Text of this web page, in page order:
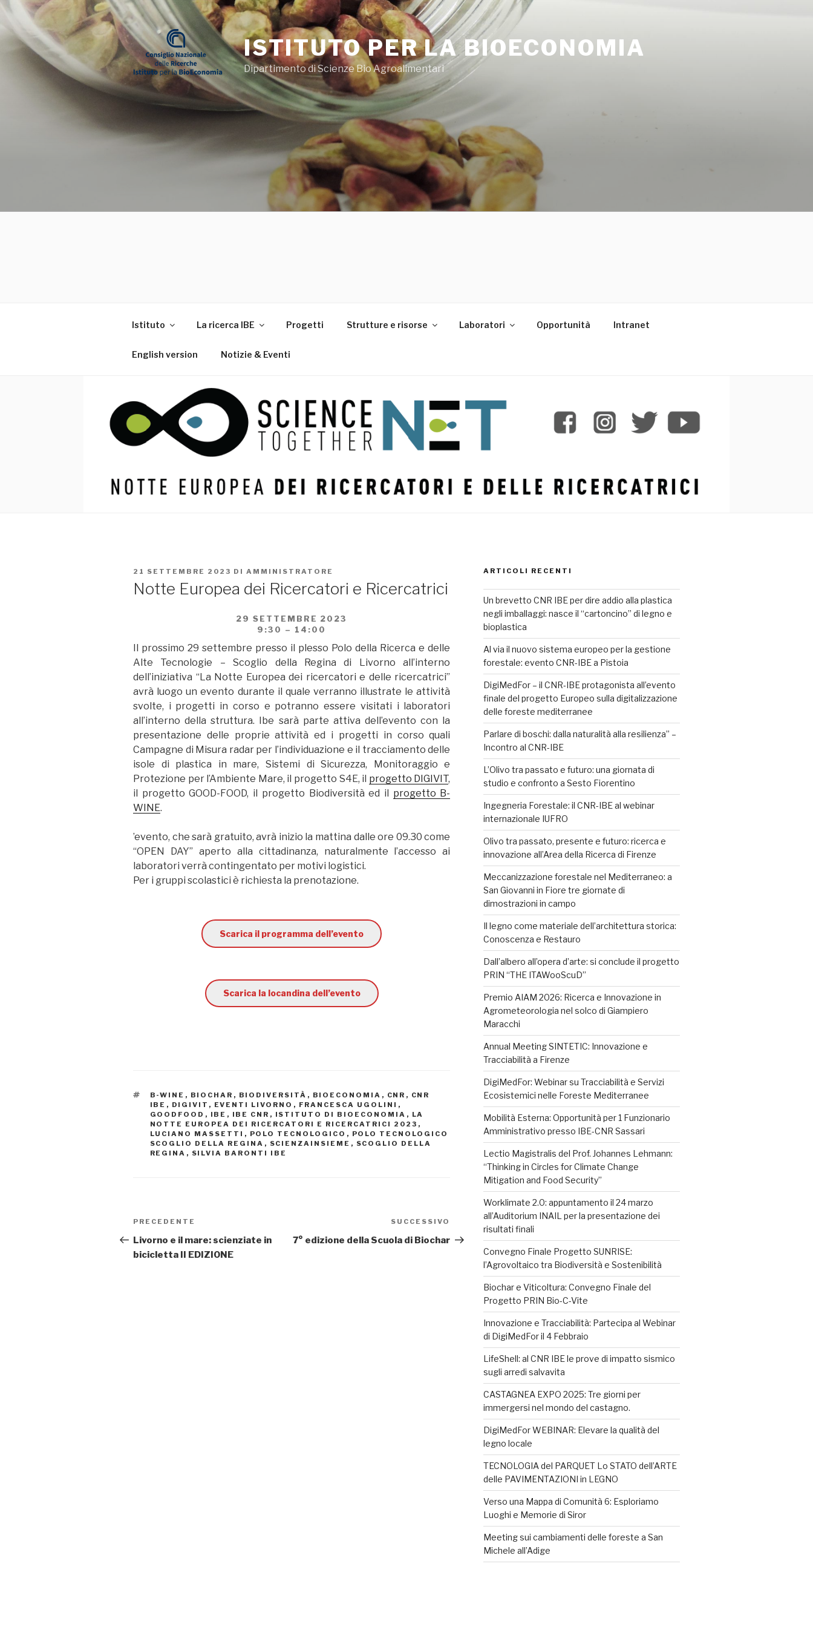
Salta
contenuto
ISTITUTO PER LA BIOECONOMIA
Dipartimento di Scienze Bio Agroalimentari
Istituto La ricerca IBE Progetti Strutture e risorse Laboratori Opportunità Intranet
English version Notizie & Eventi
PUBBLICATO
IL
21 SETTEMBRE 2023 DI AMMINISTRATORE
Notte Europea dei Ricercatori e Ricercatrici
29 SETTEMBRE 2023
9:30 – 14:00
Il prossimo 29 settembre presso il plesso Polo della Ricerca e delle
Alte Tecnologie – Scoglio della Regina di Livorno all’interno
dell’iniziativa “La Notte Europea dei ricercatori e delle ricercatrici”
avrà luogo un evento durante il quale verranno illustrate le attività
svolte, i progetti in corso e potranno essere visitati i laboratori
all’interno della struttura. Ibe sarà parte attiva dell’evento con la
presentazione delle proprie attività ed i progetti in corso quali
Campagne di Misura radar per l’individuazione e il tracciamento delle
isole di plastica in mare, Sistemi di Sicurezza, Monitoraggio e
Protezione per l’Ambiente Mare, il progetto S4E, il progetto DIGIVIT,
il progetto GOOD-FOOD, il progetto Biodiversità ed il progetto B-
WINE.
’evento, che sarà gratuito, avrà inizio la mattina dalle ore 09.30 come
“OPEN DAY” aperto alla cittadinanza, naturalmente l’accesso ai
laboratori verrà contingentato per motivi logistici.
Per i gruppi scolastici è richiesta la prenotazione.
Scarica il programma dell’evento
Scarica la locandina dell’evento
TAG
B-WINE , BIOCHAR , BIODIVERSITÀ , BIOECONOMIA , CNR , CNR
IBE , DIGIVIT , EVENTI LIVORNO , FRANCESCA UGOLINI ,
GOODFOOD , IBE , IBE CNR , ISTITUTO DI BIOECONOMIA , LA
NOTTE EUROPEA DEI RICERCATORI E RICERCATRICI 2023 ,
LUCIANO MASSETTI , POLO TECNOLOGICO , POLO TECNOLOGICO
SCOGLIO DELLA REGINA , SCIENZAINSIEME , SCOGLIO DELLA
REGINA , SILVIA BARONTI IBE
Navigazione
articoli
Articolo
precedente:
PRECEDENTE
Livorno e il mare: scienziate in
bicicletta II EDIZIONE
Articolo
successivo
SUCCESSIVO
7° edizione della Scuola di Biochar
ARTICOLI RECENTI
Un brevetto CNR IBE per dire addio alla plastica
negli imballaggi: nasce il “cartoncino” di legno e
bioplastica
Al via il nuovo sistema europeo per la gestione
forestale: evento CNR-IBE a Pistoia
DigiMedFor – il CNR‑IBE protagonista all’evento
finale del progetto Europeo sulla digitalizzazione
delle foreste mediterranee
Parlare di boschi: dalla naturalità alla resilienza” –
Incontro al CNR-IBE
L’Olivo tra passato e futuro: una giornata di
studio e confronto a Sesto Fiorentino
Ingegneria Forestale: il CNR-IBE al webinar
internazionale IUFRO
Olivo tra passato, presente e futuro: ricerca e
innovazione all’Area della Ricerca di Firenze
Meccanizzazione forestale nel Mediterraneo: a
San Giovanni in Fiore tre giornate di
dimostrazioni in campo
Il legno come materiale dell’architettura storica:
Conoscenza e Restauro
Dall’albero all’opera d’arte: si conclude il progetto
PRIN “THE ITAWooScuD”
Premio AIAM 2026: Ricerca e Innovazione in
Agrometeorologia nel solco di Giampiero
Maracchi
Annual Meeting SINTETIC: Innovazione e
Tracciabilità a Firenze
DigiMedFor: Webinar su Tracciabilità e Servizi
Ecosistemici nelle Foreste Mediterranee
Mobilità Esterna: Opportunità per 1 Funzionario
Amministrativo presso IBE-CNR Sassari
Lectio Magistralis del Prof. Johannes Lehmann:
“Thinking in Circles for Climate Change
Mitigation and Food Security”
Worklimate 2.0: appuntamento il 24 marzo
all’Auditorium INAIL per la presentazione dei
risultati finali
Convegno Finale Progetto SUNRISE:
l’Agrovoltaico tra Biodiversità e Sostenibilità
Biochar e Viticoltura: Convegno Finale del
Progetto PRIN Bio-C-Vite
Innovazione e Tracciabilità: Partecipa al Webinar
di DigiMedFor il 4 Febbraio
LifeShell: al CNR IBE le prove di impatto sismico
sugli arredi salvavita
CASTAGNEA EXPO 2025: Tre giorni per
immergersi nel mondo del castagno.
DigiMedFor WEBINAR: Elevare la qualità del
legno locale
TECNOLOGIA del PARQUET Lo STATO dell’ARTE
delle PAVIMENTAZIONI in LEGNO
Verso una Mappa di Comunità 6: Esploriamo
Luoghi e Memorie di Siror
Meeting sui cambiamenti delle foreste a San
Michele all’Adige